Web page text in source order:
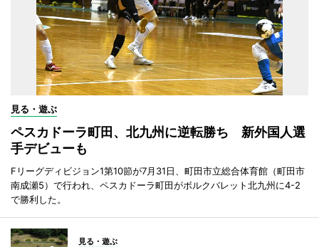
見る・遊ぶ
ペスカドーラ町田、北九州に逆転勝ち 新外国人選
手デビューも
Fリーグディビジョン1第10節が7月31日、町田市立総合体育館（町田市
南成瀬5）で行われ、ペスカドーラ町田がボルクバレット北九州に4-2
で勝利した。
見る・遊ぶ